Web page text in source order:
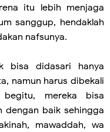
itu lebih menjaga
sanggup, hendaklah
nafsunya.
bisa didasari hanya
namun harus dibekali
mereka bisa
dengan baik sehingga
mawaddah, wa